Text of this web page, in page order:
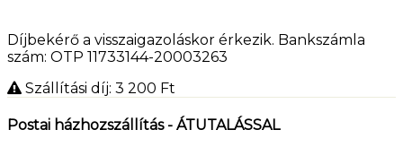
Díjbekérő a visszaigazoláskor érkezik. Bankszámla
szám: OTP 11733144-20003263
Szállítási díj: 3 200 Ft
Postai házhozszállítás - ÁTUTALÁSSAL